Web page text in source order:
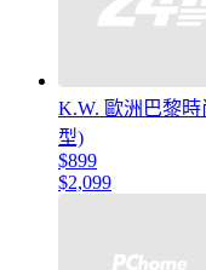
K.W. 歐洲巴黎
型)
$899
$2,099